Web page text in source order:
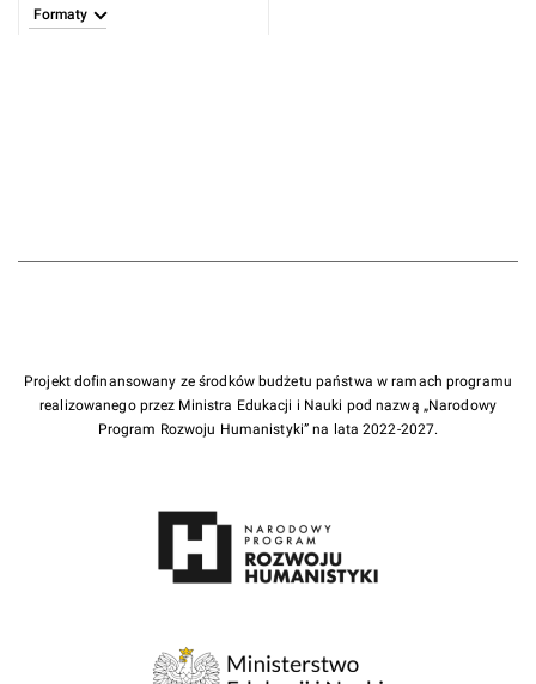
Formaty
Projekt dofinansowany ze środków budżetu państwa w ramach programu
realizowanego przez Ministra Edukacji i Nauki pod nazwą „Narodowy
Program Rozwoju Humanistyki” na lata 2022-2027.